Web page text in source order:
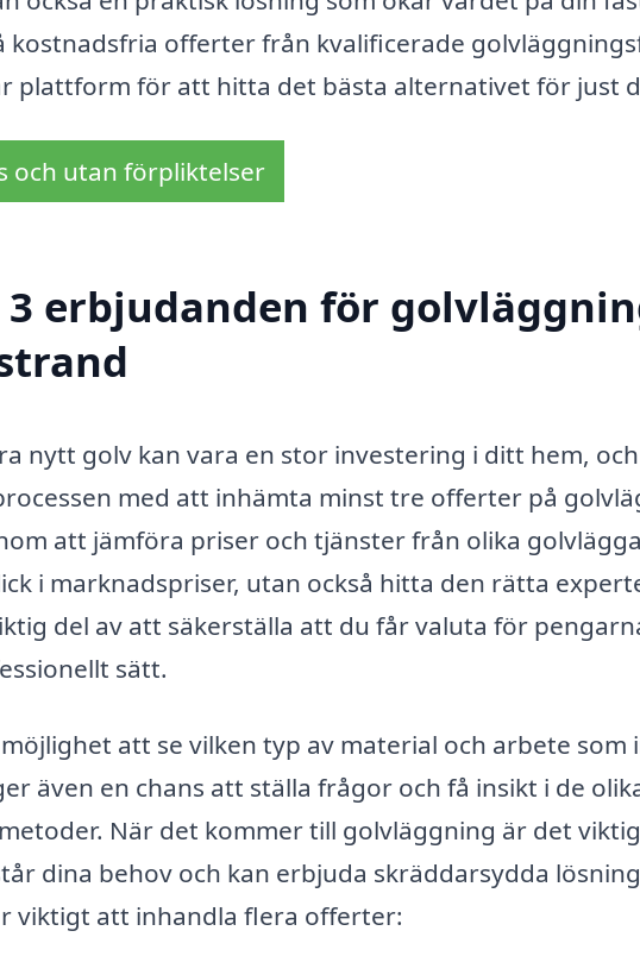
kostnadsfria offerter från kvalificerade
plattform för att hitta det bästa alternativet för just
och utan förpliktelser
erbjudanden för
nytt golv kan vara en stor investering i ditt hem,
med att inhämta minst tre offerter på
att jämföra priser och tjänster från olika
i marknadspriser, utan också hitta den rätta
del av att säkerställa att du får valuta för
sätt.
att se vilken typ av material och arbete som
även en chans att ställa frågor och få insikt i de
När det kommer till golvläggning är det
dina behov och kan erbjuda skräddarsydda
viktigt att inhandla flera offerter: